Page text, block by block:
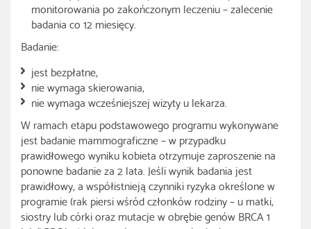
monitorowania po zakończonym leczeniu – zalecenie
badania co 12 miesięcy.
Badanie:
jest bezpłatne,
nie wymaga skierowania,
nie wymaga wcześniejszej wizyty u lekarza.
W ramach etapu podstawowego programu wykonywane
jest badanie mammograficzne – w przypadku
prawidłowego wyniku kobieta otrzymuje zaproszenie na
ponowne badanie za 2 lata. Jeśli wynik badania jest
prawidłowy, a współistnieją czynniki ryzyka określone w
programie (rak piersi wśród członków rodziny – u matki,
siostry lub córki oraz mutacje w obrębie genów BRCA 1